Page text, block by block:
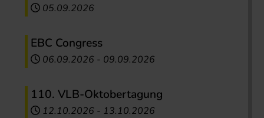
05.09.2026
EBC Congress
06.09.2026 - 09.09.2026
110. VLB-Oktobertagung
12.10.2026 - 13.10.2026